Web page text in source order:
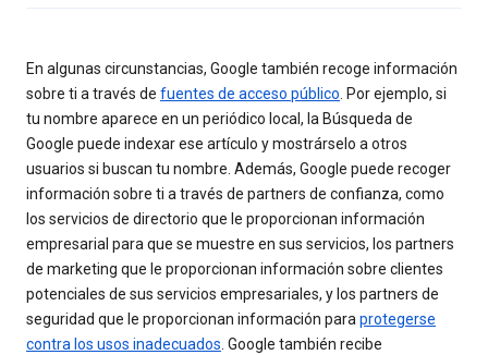
En algunas circunstancias, Google también recoge información
sobre ti a través de fuentes de acceso público. Por ejemplo, si
tu nombre aparece en un periódico local, la Búsqueda de
Google puede indexar ese artículo y mostrárselo a otros
usuarios si buscan tu nombre. Además, Google puede recoger
información sobre ti a través de partners de confianza, como
los servicios de directorio que le proporcionan información
empresarial para que se muestre en sus servicios, los partners
de marketing que le proporcionan información sobre clientes
potenciales de sus servicios empresariales, y los partners de
seguridad que le proporcionan información paraprotegerse
contra los usos inadecuados. Google también recibe